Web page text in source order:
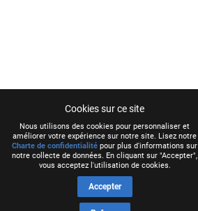
Cookies sur ce site
Nous utilisons des cookies pour personnaliser et
améliorer votre expérience sur notre site. Lisez notre
Charte de confidentialité pour plus d'informations sur
notre collecte de données. En cliquant sur "Accepter",
vous acceptez l'utilisation de cookies.
Accepter